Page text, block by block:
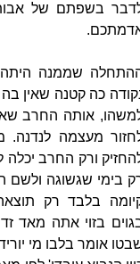
בשפתם של
שממנה היתה
כה קטנה שאין
אותה החרב
מעצמה
ורק החרב יכלה
בימי שגשוגה ולשם
בלבד רק
בזוי אתה מאד
אומר בלבו מי